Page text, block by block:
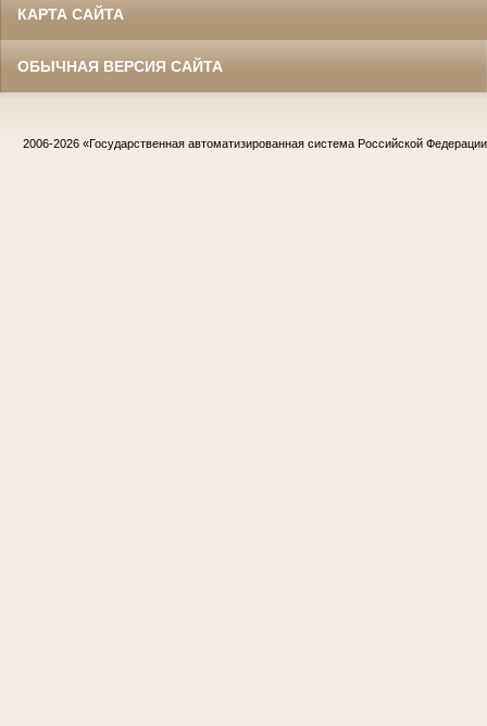
КАРТА САЙТА
ОБЫЧНАЯ ВЕРСИЯ САЙТА
2006-2026 «Государственная автоматизированная система Российской